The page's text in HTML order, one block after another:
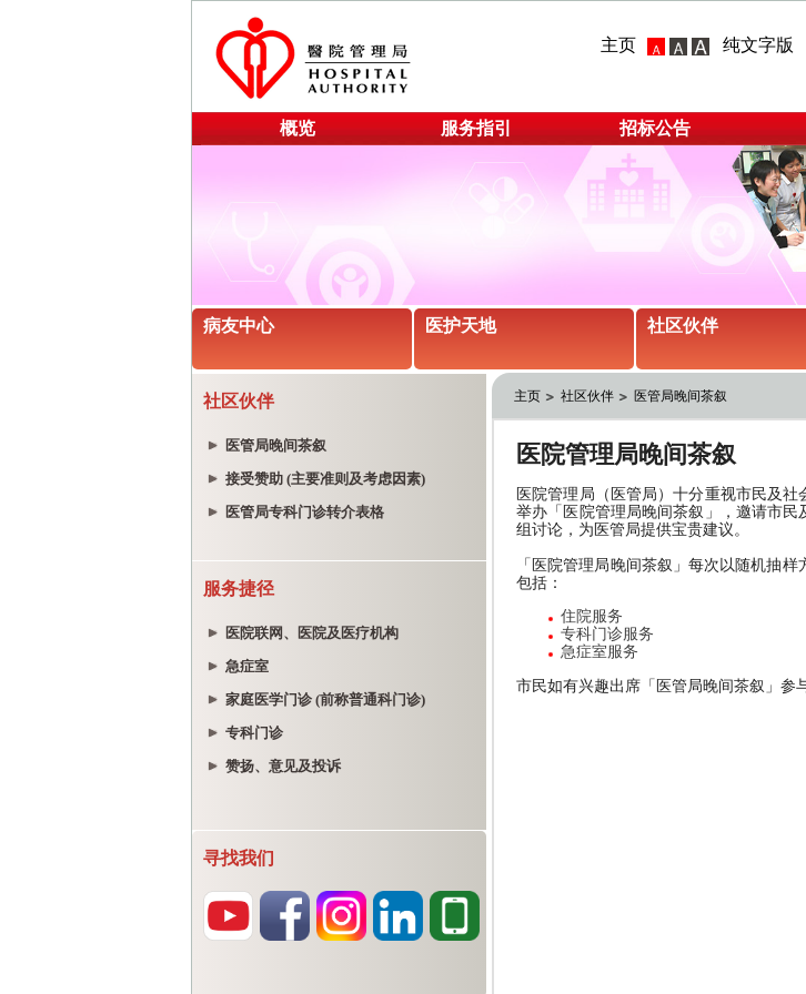
主页 纯文字版
概览 服务指引 招标公告
病友中心 医护天地 社区伙伴
社区伙伴
医管局晚间茶叙
接受赞助 (主要准则及考虑因素)
医管局专科门诊转介表格
服务捷径
医院联网、医院及医疗机构
急症室
家庭医学门诊 (前称普通科门诊)
专科门诊
赞扬、意见及投诉
寻找我们
主页 社区伙伴 医管局晚间茶叙